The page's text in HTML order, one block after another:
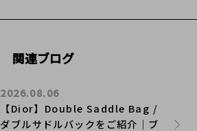
関連ブログ
【Dior】Double Saddle Bag /
ダブルサドルバックをご紹介｜ブ
2026.08.06